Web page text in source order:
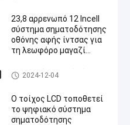
23,8 αρρενωπό 12 Incell
σύστημα σηματοδότησης
οθόνης αφής ίντσας για
τη λεωφόρο μαγαζί
ικανότητας
αρρενωπό ψηφιακό σύστημα
σηματοδότησης ταμπλετών
2024-12-04
Ο τοίχος LCD τοποθετεί
το ψηφιακό σύστημα
σηματοδότησης